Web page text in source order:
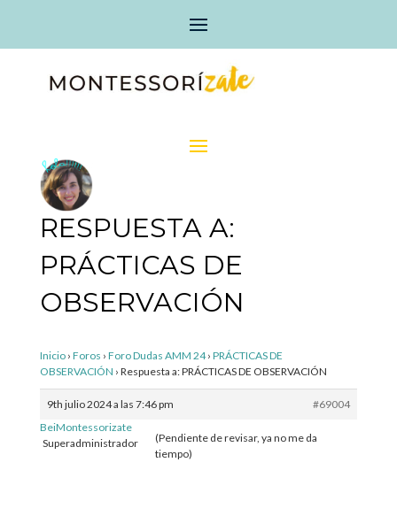
RESPUESTA A:
PRÁCTICAS DE
OBSERVACIÓN
Inicio › Foros › Foro Dudas AMM 24 › PRÁCTICAS DE
OBSERVACIÓN › Respuesta a: PRÁCTICAS DE OBSERVACIÓN
9th julio 2024 a las 7:46 pm
#69004
BeiMontessorizate
Superadministrador
(Pendiente de revisar, ya no me da
tiempo)